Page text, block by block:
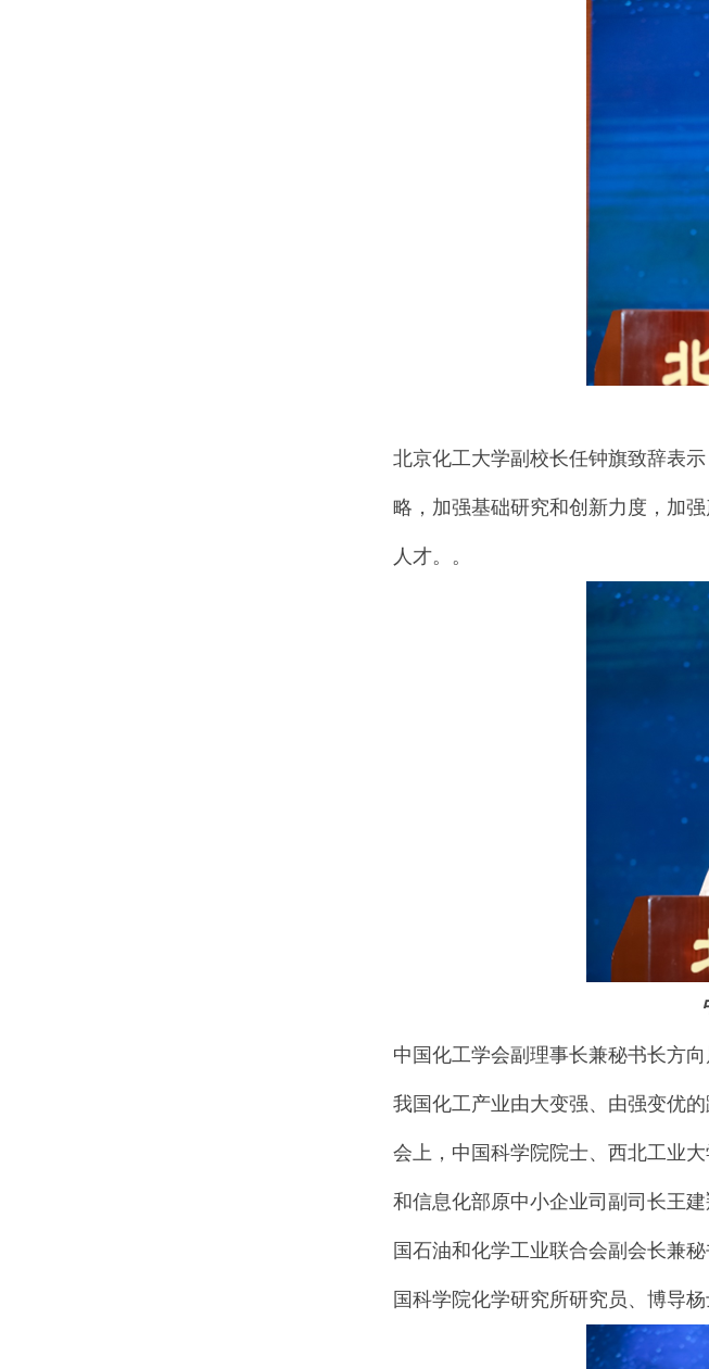
北京化工大学副校长任钟旗致辞表
略，加强基础研究和创新力度，加
人才。。
中国化工学会副理事长兼秘书长方
我国化工产业由大变强、由强变优的
会上，中国科学院院士、西北工业
和信息化部原中小企业司副司长王
国石油和化学工业联合会副会长兼
国科学院化学研究所研究员、博导